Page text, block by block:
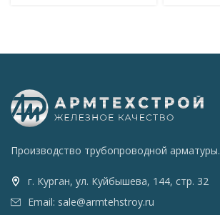
Производство трубопроводной арматуры.
г. Курган, ул. Куйбышева, 144, стр. 32
Email: sale@armtehstroy.ru